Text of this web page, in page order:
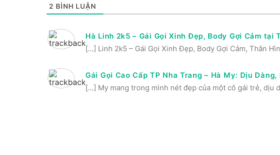
2 BÌNH LUẬN
Hà Linh 2k5 – Gái Gọi Xinh Đẹp, Body Gợi Cảm tại
[…] Linh 2k5 – Gái Gọi Xinh Đẹp, Body Gợi Cảm, Thân
Gái Gọi Cao Cấp TP Nha Trang – Hà My: Dịu
[…] My mang trong mình nét đẹp của một cô gái trẻ, dịu